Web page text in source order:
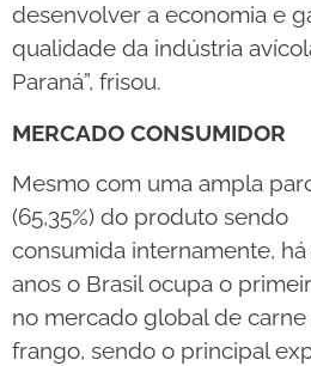
desenvolver a economia e
qualidade da indústria
Paraná”, frisou.
MERCADO CONSUMIDOR
Mesmo com uma ampla
(65,35%) do produto sendo
consumida internamente,
anos o Brasil ocupa o
no mercado global de
frango, sendo o principal